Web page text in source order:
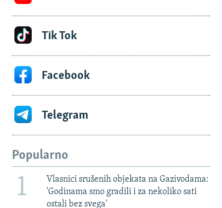
Tik Tok
Facebook
Telegram
Popularno
1
Vlasnici srušenih objekata na Gazivodama:
'Godinama smo gradili i za nekoliko sati
ostali bez svega'